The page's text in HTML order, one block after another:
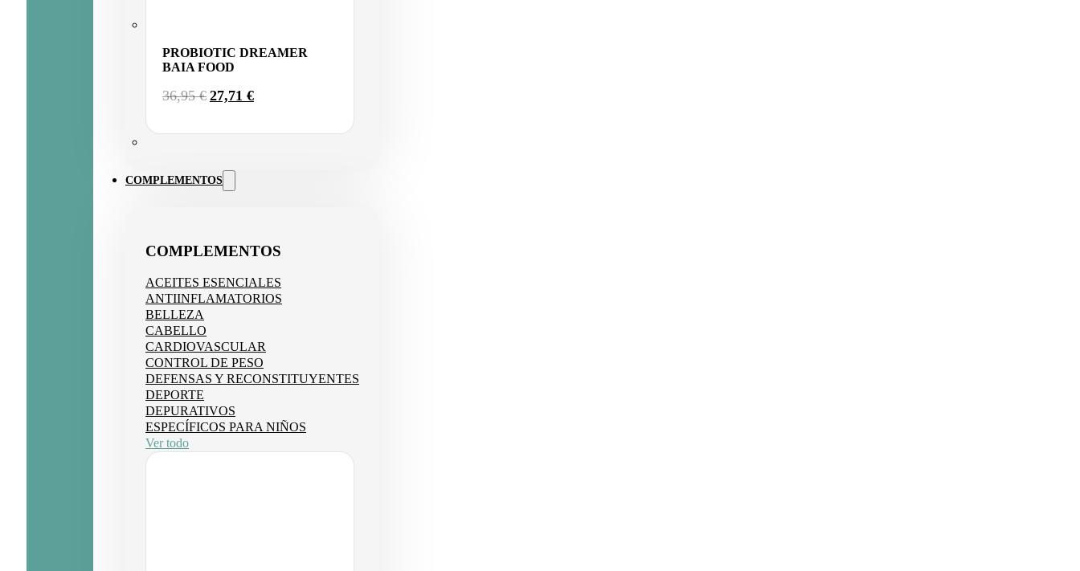
PROBIOTIC DREAMER
BAIA FOOD
36,95€ EL
27,71 €EL
COMPLEMENTOS
COMPLEMENTOS
ACEITES ESENCIALES
ANTIINFLAMATORIOS
BELLEZA
CABELLO
CARDIOVASCULAR
CONTROL DE PESO
DEFENSAS Y RECONSTITUYENTES
DEPORTE
DEPURATIVOS
ESPECÍFICOS PARA NIÑOS
Ver todo